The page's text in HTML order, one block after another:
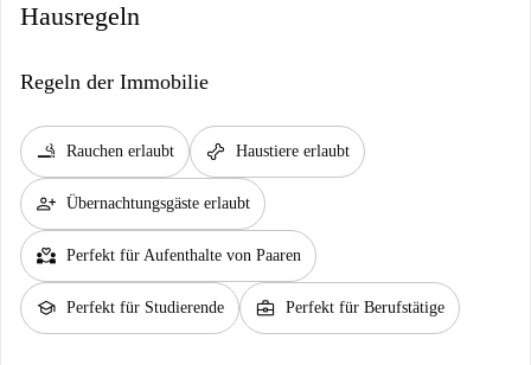
Hausregeln
Regeln der Immobilie
smoking_rooms Rauchen erlaubt pet_supplies Haustiere erlaubt
person_add Übernachtungsgäste erlaubt
partner_heart Perfekt für Aufenthalte von Paaren
school Perfekt für Studierende business_center Perfekt für Berufstätige